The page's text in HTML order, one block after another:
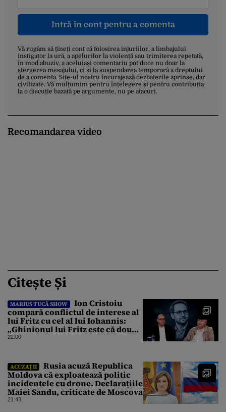
Intră în cont pentru a comenta
Vă rugăm să țineți cont că folosirea injuriilor, a limbajului
instigator la ură, a apelurilor la violență sau trimiterea repetată,
în mod abuziv, a aceluiași comentariu pot duce nu doar la
ștergerea mesajului, ci și la suspendarea temporară a dreptului
de a comenta. Site-ul nostru încurajează dezbaterile aprinse, dar
civilizate. Vă mulțumim pentru înțelegere și pentru contribuția
la o discuție bazată pe argumente, nu pe atacuri.
Recomandarea video
Citește Și
MARIUS TUCĂ SHOW
Ion Cristoiu
compară conflictul de interese al
lui Fritz cu cel al lui Iohannis:
„Ghinionul lui Fritz este că două
instanțe l-au declarat
22:00
ACUZAȚII
Rusia acuză Republica
Moldova că exploatează politic
incidentele cu drone. Declarațiile
Maiei Sandu, criticate de Moscova
21:43